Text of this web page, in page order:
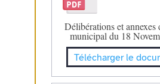
Délibérations et annexes
municipal du 18
Télécharger le